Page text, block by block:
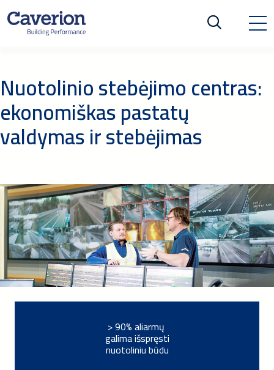
Nuotolinio stebėjimo centras:
ekonomiškas pastatų
valdymas ir stebėjimas
> 90% aliarmų
galima išspręsti
nuotoliniu būdu